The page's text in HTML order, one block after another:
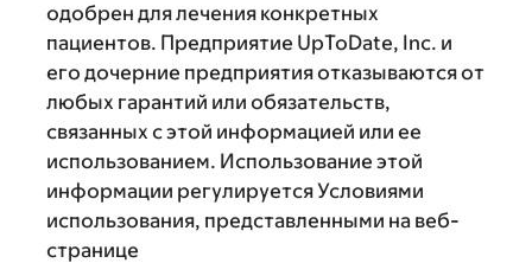
одобрен для лечения конкретных
пациентов. Предприятие UpToDate, Inc. и
его дочерние предприятия отказываются от
любых гарантий или обязательств,
связанных с этой информацией или ее
использованием. Использование этой
информации регулируется Условиями
использования, представленными на веб-
странице